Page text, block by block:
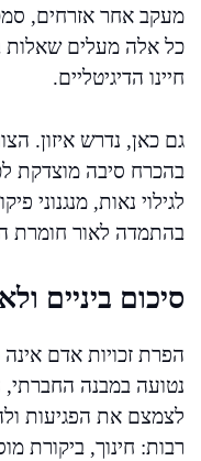
מעקב אחר אזרחים,
כל אלה מעלים שאלות
חיינו הדיגיטליים.
גם כאן, נדרש איזון.
בהכרח סיבה מוצדקת
לגילוי נאות, מנגנוני
בהתמדה לאור חומרת
סיכום ביניים
הפרת זכויות אדם
נטועה במבנה החברתי,
לצמצם את הפגיעות
רבות: חינוך, ביקורת